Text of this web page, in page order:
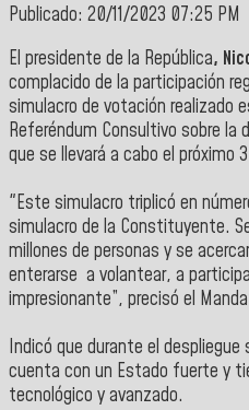
Publicado: 20/11/2023 07:25 PM
El presidente de la República,
complacido de la participación
simulacro de votación realizado
Referéndum Consultivo sobre la
que se llevará a cabo el próximo
"Este simulacro triplicó en
simulacro de la Constituyente.
millones de personas y se
enterarse a volantear, a
impresionante”, precisó el
Indicó que durante el
cuenta con un Estado fuerte y
tecnológico y avanzado.